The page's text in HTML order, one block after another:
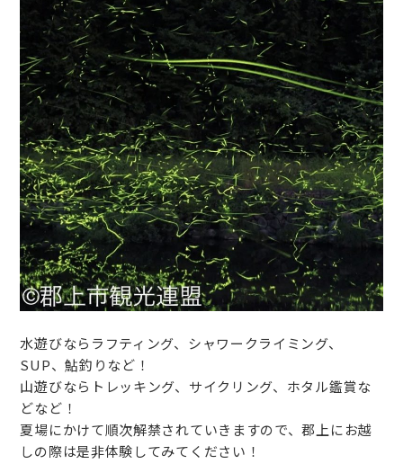
水遊びならラフティング、シャワークライミング、
SUP、鮎釣りなど！
山遊びならトレッキング、サイクリング、ホタル鑑賞な
どなど！
夏場にかけて順次解禁されていきますので、郡上にお越
しの際は是非体験してみてください！